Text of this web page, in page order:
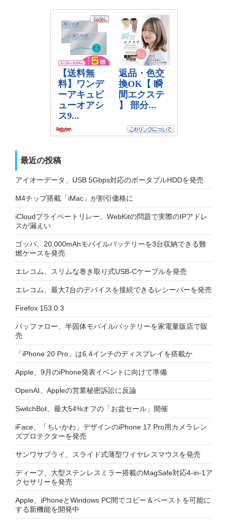
最近の投稿
アイオーデータ、USB 5Gbps対応のポータブルHDDを発売
M4チップ搭載「iMac」が割引価格に
iCloudプライベートリレー、WebKitの問題で実際のIPアドレ
スが漏えい
ゴッパ、20,000mAhモバイルバッテリーを3台収納できる難
燃ケースを発売
エレコム、スリムな巻き取り式USB-Cケーブルを発売
エレコム、最大7台のデバイスを接続できるレシーバーを発売
Firefox 153.0.3
バッファロー、半固体モバイルバッテリーを家電量販店で販
売
「iPhone 20 Pro」は6.4インチのディスプレイを搭載か
Apple、9月のiPhone発表イベントに向けて準備
OpenAI、Appleの営業秘密訴訟に反論
SwitchBot、最大54%オフの「お盆セール」開催
iFace、「ちいかわ」デザインのiPhone 17 Pro用カメラレン
ズプロテクターを発売
サンワサプライ、スライド式薄型ワイヤレスマウスを発売
ディーフ、大型ステンレスミラー搭載のMagSafe対応4-in-1ア
クセサリーを発売
Apple、iPhoneとWindows PC間でコピー＆ペーストを可能に
する新機能を開発中